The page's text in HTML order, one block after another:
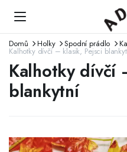
Domů Holky Spodní prádlo
Kalhotky dívčí – klasik, Pejsci
Kalhotky dívčí
blankytní